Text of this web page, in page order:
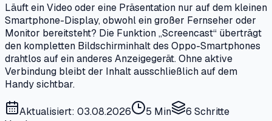
Läuft ein Video oder eine Präsentation nur auf dem kleinen
Smartphone-Display, obwohl ein großer Fernseher oder
Monitor bereitsteht? Die Funktion „Screencast“ überträgt
den kompletten Bildschirminhalt des Oppo-Smartphones
drahtlos auf ein anderes Anzeigegerät. Ohne aktive
Verbindung bleibt der Inhalt ausschließlich auf dem
Handy sichtbar.
Aktualisiert: 03.08.2026 5 Min 6 Schritte